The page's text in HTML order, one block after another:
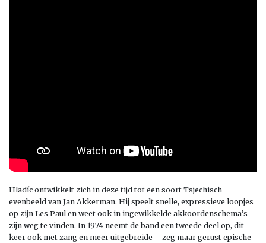
Hladíc ontwikkelt zich in deze tijd tot een soort Tsjechisch
evenbeeld van Jan Akkerman. Hij speelt snelle, expressieve loopjes
op zijn Les Paul en weet ook in ingewikkelde akkoordenschema’s
zijn weg te vinden. In 1974 neemt de band een tweede deel op, dit
keer ook met zang en meer uitgebreide – zeg maar gerust epische